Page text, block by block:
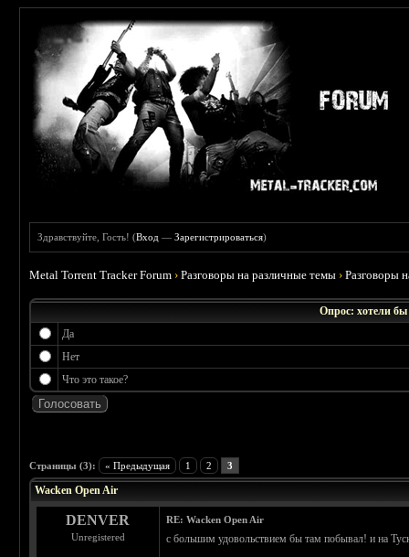
Здравствуйте, Гость! (Вход —Зарегистрироваться)
Metal Torrent Tracker Forum ›Разговоры на различные темы ›Разговоры
Опрос: хотели бы
Да
Нет
Что это такое?
Страницы (3): « Предыдущая 1 2 3
Wacken Open Air
DENVER
Unregistered
RE: Wacken Open Air
с большим удовольствием бы там побывал! и на